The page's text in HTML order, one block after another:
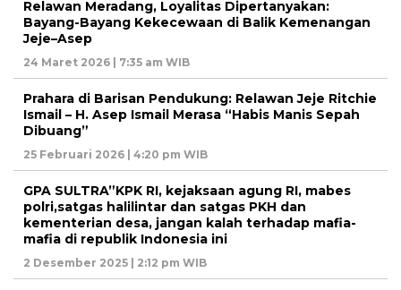
Relawan Meradang, Loyalitas Dipertanyakan:
Bayang-Bayang Kekecewaan di Balik Kemenangan
Jeje–Asep
24 Maret 2026 | 7:35 am WIB
Prahara di Barisan Pendukung: Relawan Jeje Ritchie
Ismail – H. Asep Ismail Merasa “Habis Manis Sepah
Dibuang”
25 Februari 2026 | 4:20 pm WIB
GPA SULTRA”KPK RI, kejaksaan agung RI, mabes
polri,satgas halilintar dan satgas PKH dan
kementerian desa, jangan kalah terhadap mafia-
mafia di republik Indonesia ini
2 Desember 2025 | 2:12 pm WIB